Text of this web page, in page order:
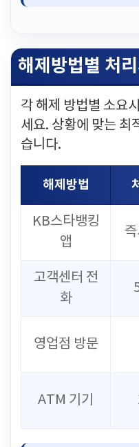
해제방법별 처
각 해제 방법별 소요
세요. 상황에 맞는 최
습니다.
해제방법
KB스타뱅킹
앱
고객센터 전
화
영업점 방문
ATM 기기